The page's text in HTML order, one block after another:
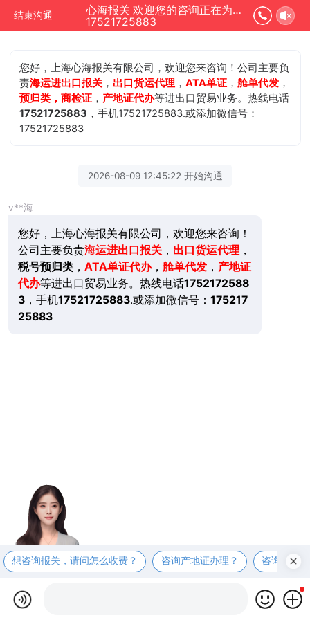
结束沟通
心海报关 欢迎您的咨询正在为您服务
17521725883
您好，上海心海报关有限公司，欢迎您来咨询！公司主要负
责海运进出口报关 ， 出口货运代理 ，ATA单证 ，舱单代发 ，
预归类，商检证 ， 产地证代办等进出口贸易业务。热线电话
17521725883 ，手机17521725883.或添加微信号：
17521725883
2026-08-09 12:45:22 开始沟通
v**海
您好，上海心海报关有限公司，欢迎您来咨询！
公司主要负责海运进出口报关， 出口货运代理 ，
税号预归类， ATA单证代办， 舱单代发， 产地证
代办等进出口贸易业务。热线电话1752172588
3，手机17521725883.或添加微信号： 175217
25883
想咨询报关，请问怎么收费？ 咨询产地证办理？ 咨询商检